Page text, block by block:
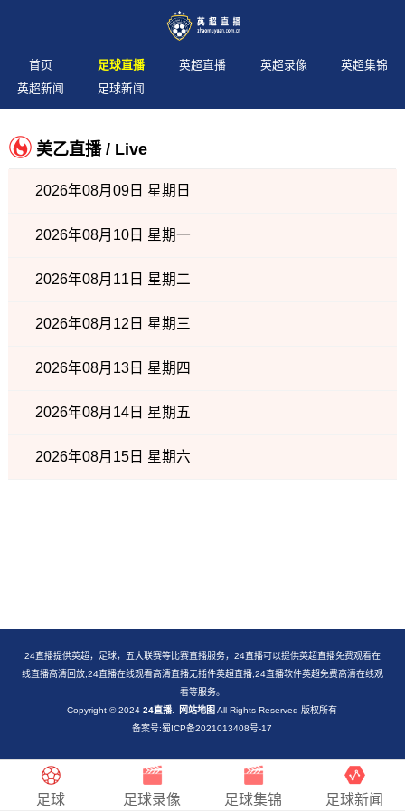
首页 足球直播 英超直播 英超录像
英超集锦
英超新闻
足球新闻
美乙直播 / Live
2026年08月09日 星期日
2026年08月10日 星期一
2026年08月11日 星期二
2026年08月12日 星期三
2026年08月13日 星期四
2026年08月14日 星期五
2026年08月15日 星期六
24直播提供英超，足球，五大联赛等比赛直播服务，24直播可以提供英超直播免费观看在
线直播高清回放,24直播在线观看高清直播无插件英超直播,24直播软件英超免费高清在线观
看等服务。
Copyright © 202424直播 网站地图 All Rights Reserved 版权所有
备案号:蜀ICP备2021013408号-17
足球 足球录像 足球集锦 足球新闻